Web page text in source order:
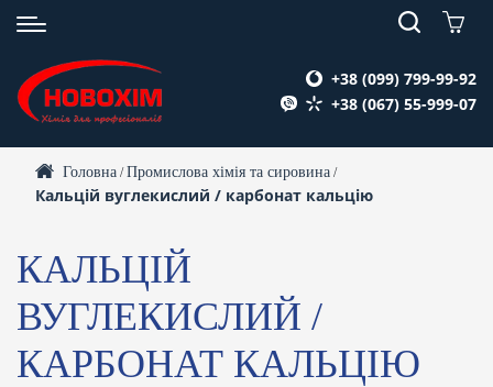
+38 (099) 799-99-92
+38 (067) 55-999-07
Головна /Промислова хімія та сировина /
Кальцій вуглекислий / карбонат кальцію
КАЛЬЦІЙ
ВУГЛЕКИСЛИЙ /
КАРБОНАТ КАЛЬЦІЮ